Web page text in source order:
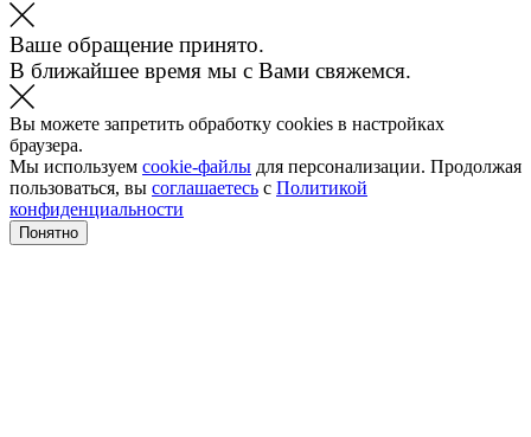
Ваше обращение принято.
В ближайшее время мы с Вами свяжемся.
Вы можете запретить обработку cookies в настройках
браузера.
Мы используем cookie-файлы для персонализации. Продолжая
пользоваться, вы соглашаетесь с Политикой
конфиденциальности
Понятно